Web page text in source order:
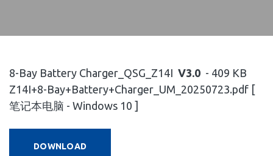
8-Bay Battery Charger_QSG_Z14I V3.0 - 409 KB
Z14I+8-Bay+Battery+Charger_UM_20250723.pdf [
笔记本电脑 - Windows 10 ]
DOWNLOAD